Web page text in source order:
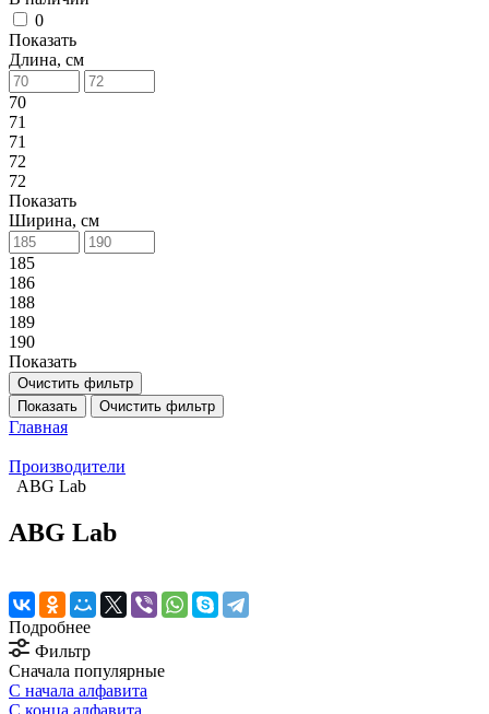
0
Показать
Длина, см
70
71
71
72
72
Показать
Ширина, см
185
186
188
189
190
Показать
Очистить фильтр
Показать
Очистить фильтр
Главная
Производители
ABG Lab
ABG Lab
Подробнее
Фильтр
Сначала популярные
С начала алфавита
С конца алфавита